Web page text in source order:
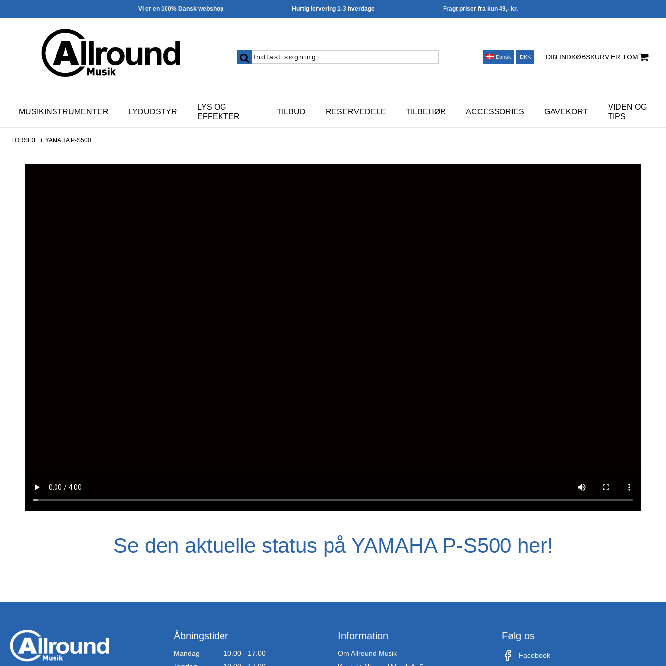
Vi er en 100% Dansk webshop Hurtig lervering 1-3 hverdage Fragt priser fra kun 49,- kr.
Dansk DKK DIN INDKØBSKURV ER TOM
MUSIKINSTRUMENTER LYDUDSTYR
LYS OG
EFFEKTER
TILBUD RESERVEDELE TILBEHØR ACCESSORIES GAVEKORT
VIDEN OG
TIPS
FORSIDE / YAMAHA P-S500
Se den aktuelle status på YAMAHA P-S500 her!
Åbningstider
Mandag
10.00 - 17.00
Information
Om Allround Musik
Følg os
Facebook